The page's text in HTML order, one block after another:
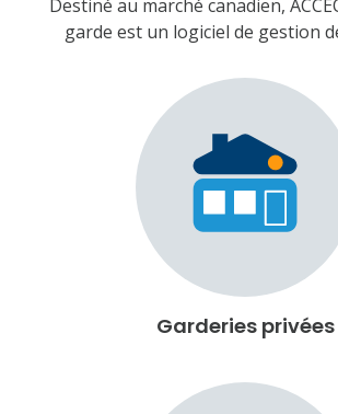
Destiné au marché canadien,
garde est un logiciel de gestion
Garderies privées